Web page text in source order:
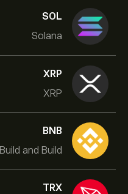
SOL
Solana
XRP
XRP
BNB
Build and Build
TRX